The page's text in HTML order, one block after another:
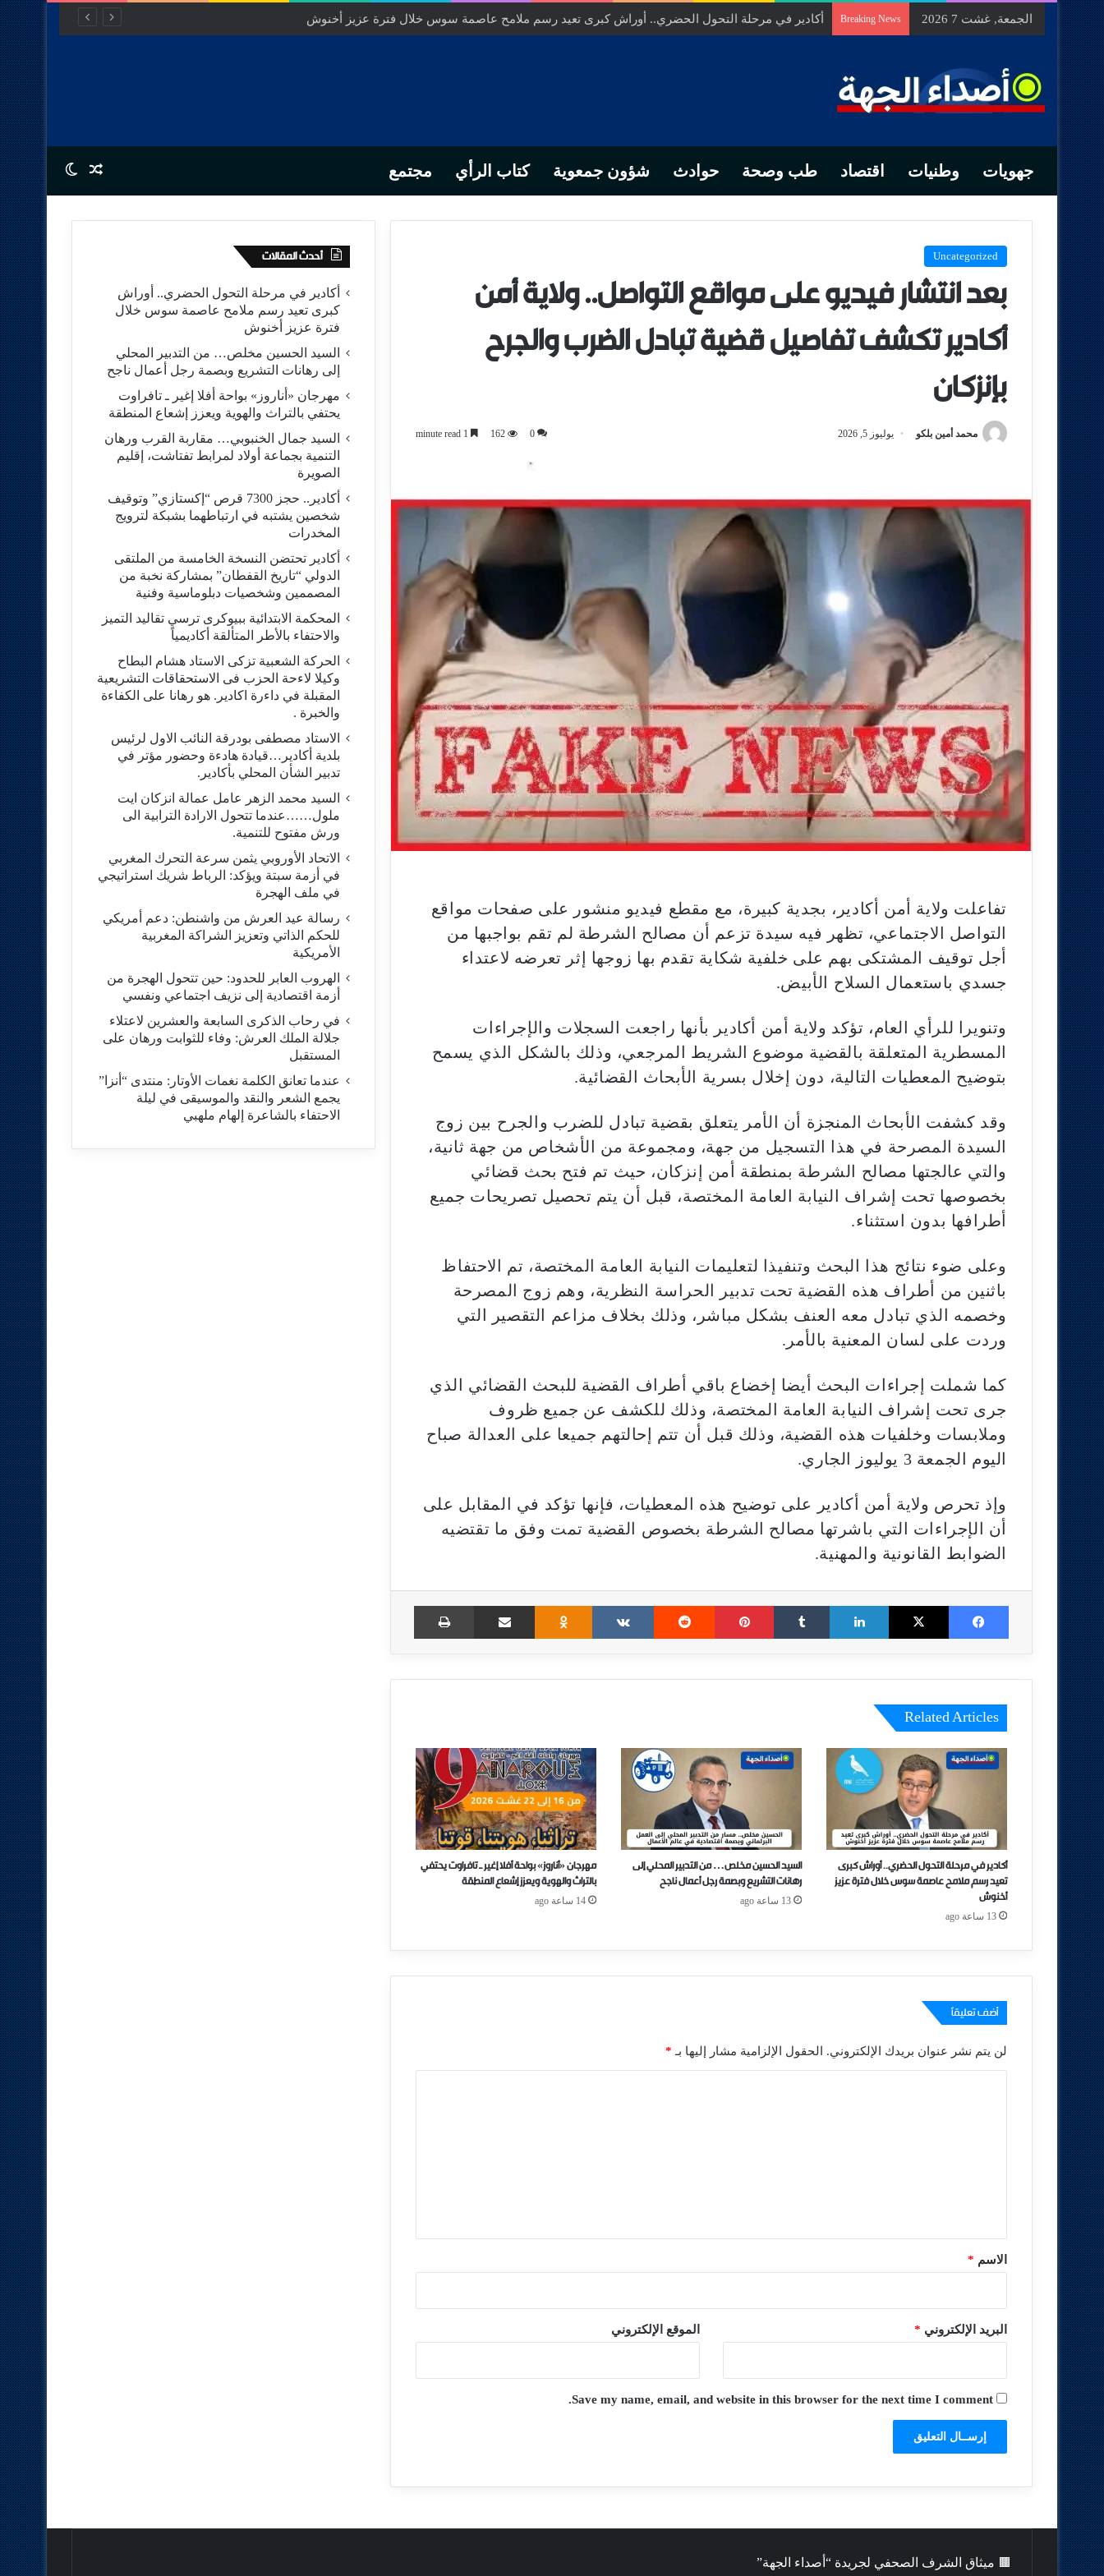
الجمعة, غشت 7 2026 Breaking News أكادير في مرحلة التحول الحضري.. أوراش كبرى تعيد رسم ملامح عاصمة سوس خلال فترة عزيز أخنوش
جهويات وطنيات اقتصاد طب وصحة حوادث شؤون جمعوية كتاب الرأي مجتمع Random Article
Switch skin
Uncategorized
بعد انتشار فيديو على مواقع التواصل.. ولاية أمن
أكادير تكشف تفاصيل قضية تبادل الضرب والجرح
بإنزكان
محمد أمين بلكو يوليوز 5, 2026 0
162
تفاعلت ولاية أمن أكادير، بجدية كبيرة، مع مقطع فيديو منشور على صفحات مواقع
التواصل الاجتماعي، تظهر فيه سيدة تزعم أن مصالح الشرطة لم تقم بواجبها من
أجل توقيف المشتكى بهم على خلفية شكاية تقدم بها زوجها إثر تعرضه لاعتداء
جسدي باستعمال السلاح الأبيض.
وتنويرا للرأي العام، تؤكد ولاية أمن أكادير بأنها راجعت السجلات والإجراءات
المسطرية المتعلقة بالقضية موضوع الشريط المرجعي، وذلك بالشكل الذي يسمح
بتوضيح المعطيات التالية، دون إخلال بسرية الأبحاث القضائية.
وقد كشفت الأبحاث المنجزة أن الأمر يتعلق بقضية تبادل للضرب والجرح بين زوج
السيدة المصرحة في هذا التسجيل من جهة، ومجموعة من الأشخاص من جهة ثانية،
والتي عالجتها مصالح الشرطة بمنطقة أمن إنزكان، حيث تم فتح بحث قضائي
بخصوصها تحت إشراف النيابة العامة المختصة، قبل أن يتم تحصيل تصريحات جميع
أطرافها بدون استثناء.
وعلى ضوء نتائج هذا البحث وتنفيذا لتعليمات النيابة العامة المختصة، تم الاحتفاظ
باثنين من أطراف هذه القضية تحت تدبير الحراسة النظرية، وهم زوج المصرحة
وخصمه الذي تبادل معه العنف بشكل مباشر، وذلك بخلاف مزاعم التقصير التي
وردت على لسان المعنية بالأمر.
كما شملت إجراءات البحث أيضا إخضاع باقي أطراف القضية للبحث القضائي الذي
جرى تحت إشراف النيابة العامة المختصة، وذلك للكشف عن جميع ظروف
وملابسات وخلفيات هذه القضية، وذلك قبل أن تتم إحالتهم جميعا على العدالة صباح
اليوم الجمعة 3 يوليوز الجاري.
وإذ تحرص ولاية أمن أكادير على توضيح هذه المعطيات، فإنها تؤكد في المقابل على
أن الإجراءات التي باشرتها مصالح الشرطة بخصوص القضية تمت وفق ما تقتضيه
الضوابط القانونية والمهنية.
Facebook
X
LinkedIn
Tumblr
Pinterest
Reddit
VKontakte
Odnoklassniki
Share via Email
Print
Related Articles
أكادير في مرحلة التحول الحضري.. أوراش كبرى
تعيد رسم ملامح عاصمة سوس خلال فترة عزيز
أخنوش
13 ساعة ago
السيد الحسين مخلص… من التدبير المحلي إلى
رهانات التشريع وبصمة رجل أعمال ناجح
13 ساعة ago
مهرجان «أناروز» بواحة أفلا إغير ـ تافراوت يحتفي
بالتراث والهوية ويعزز إشعاع المنطقة
14 ساعة ago
أضف تعليقاً
لن يتم نشر عنوان بريدك الإلكتروني. الحقول الإلزامية مشار إليها بـ *
*الاسم *
البريد الإلكتروني * الموقع الإلكتروني
Save my name, email, and website in this browser for the next time I comment.
أحدث المقالات
أكادير في مرحلة التحول الحضري.. أوراش
كبرى تعيد رسم ملامح عاصمة سوس خلال
فترة عزيز أخنوش
السيد الحسين مخلص… من التدبير المحلي
إلى رهانات التشريع وبصمة رجل أعمال ناجح
مهرجان «أناروز» بواحة أفلا إغير ـ تافراوت
يحتفي بالتراث والهوية ويعزز إشعاع المنطقة
السيد جمال الخنبوبي… مقاربة القرب ورهان
التنمية بجماعة أولاد لمرابط تفتاشت، إقليم
الصويرة
أكادير.. حجز 7300 قرص “إكستازي” وتوقيف
شخصين يشتبه في ارتباطهما بشبكة لترويج
المخدرات
أكادير تحتضن النسخة الخامسة من الملتقى
الدولي “تاريخ القفطان” بمشاركة نخبة من
المصممين وشخصيات دبلوماسية وفنية
المحكمة الابتدائية ببيوكرى ترسي تقاليد التميز
والاحتفاء بالأطر المتألقة أكاديمياً
الحركة الشعبية تزكى الاستاد هشام البطاح
وكيلا لاءحة الحزب فى الاستحقاقات التشريعية
المقبلة في داءرة اكادير. هو رهانا على الكفاءة
والخبرة .
الاستاد مصطفى بودرقة النائب الاول لرئيس
بلدية أكادير…قيادة هادءة وحضور مؤتر في
تدبير الشأن المحلي بأكادير.
السيد محمد الزهر عامل عمالة انزكان ايت
ملول……عندما تتحول الارادة الترابية الى
ورش مفتوح للتنمية.
الاتحاد الأوروبي يثمن سرعة التحرك المغربي
في أزمة سبتة ويؤكد: الرباط شريك استراتيجي
في ملف الهجرة
رسالة عيد العرش من واشنطن: دعم أمريكي
للحكم الذاتي وتعزيز الشراكة المغربية
الأمريكية
​الهروب العابر للحدود: حين تتحول الهجرة من
أزمة اقتصادية إلى نزيف اجتماعي ونفسي
في رحاب الذكرى السابعة والعشرين لاعتلاء
جلالة الملك العرش: وفاء للثوابت ورهان على
المستقبل
​عندما تعانق الكلمة نغمات الأوتار: منتدى “أنزا”
يجمع الشعر والنقد والموسيقى في ليلة
الاحتفاء بالشاعرة إلهام ملهبي
🟫 ميثاق الشرف الصحفي لجريدة “أصداء الجهة”